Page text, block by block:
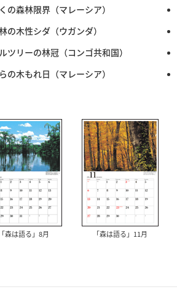
森林限界（マレーシア）
木性シダ（ウガンダ）
リーの林冠（コンゴ共和国）
木もれ日（マレーシア）
「森は語る」8月 「森は語る」11月